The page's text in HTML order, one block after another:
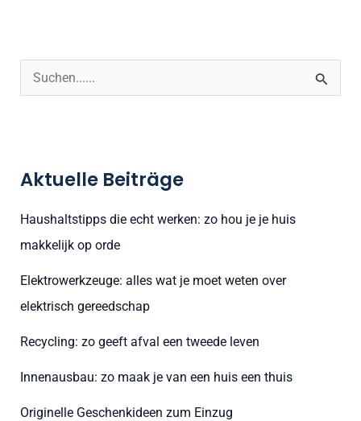
e
c
h
:
Aktuelle Beiträge
Haushaltstipps die echt werken: zo hou je je huis
makkelijk op orde
Elektrowerkzeuge: alles wat je moet weten over
elektrisch gereedschap
Recycling: zo geeft afval een tweede leven
Innenausbau: zo maak je van een huis een thuis
Originelle Geschenkideen zum Einzug